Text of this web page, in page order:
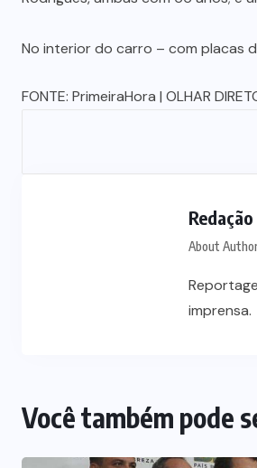
No interior do carro – com placas
FONTE: PrimeiraHora | OLHAR
Redação
About Author
imprensa.
Você também pode